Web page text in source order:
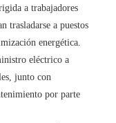
a trabajadores
trasladarse a puestos
energética.
eléctrico a
junto con
por parte